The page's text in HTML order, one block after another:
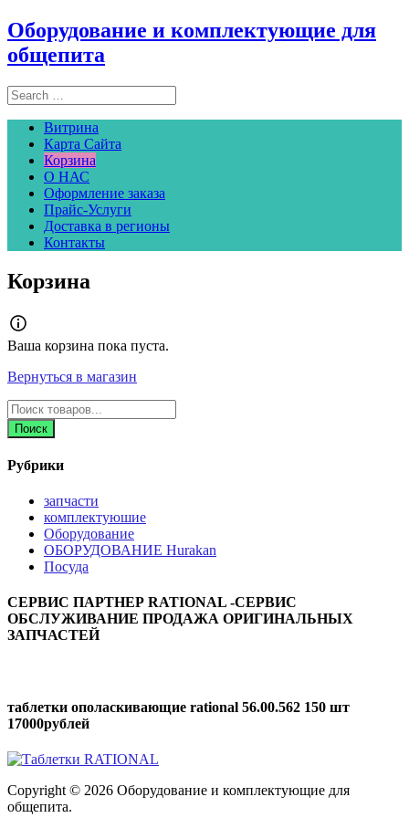
Оборудование и комплектующие для
общепита
Витрина
Карта Сайта
Корзина
О НАС
Оформление заказа
Прайс-Услуги
Доставка в регионы
Контакты
Корзина
Ваша корзина пока пуста.
Вернуться в магазин
Поиск
товаров
Поиск
Рубрики
запчасти
комплектуюшие
Оборудование
ОБОРУДОВАНИЕ Hurakan
Посуда
СЕРВИС ПАРТНЕР RATIONAL -СЕРВИС
ОБСЛУЖИВАНИЕ ПРОДАЖА ОРИГИНАЛЬНЫХ
ЗАПЧАСТЕЙ
таблетки ополаскивающие rational 56.00.562 150 шт
17000рублей
Copyright © 2026 Оборудование и комплектующие для
общепита.